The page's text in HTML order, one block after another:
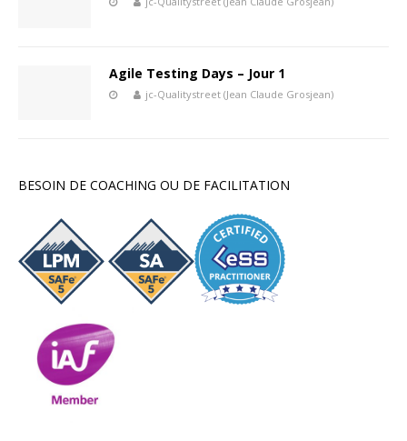
Agile Testing Days – Jour 1
jc-Qualitystreet (Jean Claude Grosjean)
BESOIN DE COACHING OU DE FACILITATION